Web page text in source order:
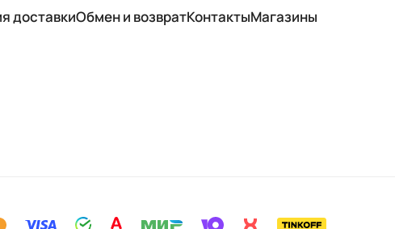
доставкиОбмен и возвратКонтактыМагазины